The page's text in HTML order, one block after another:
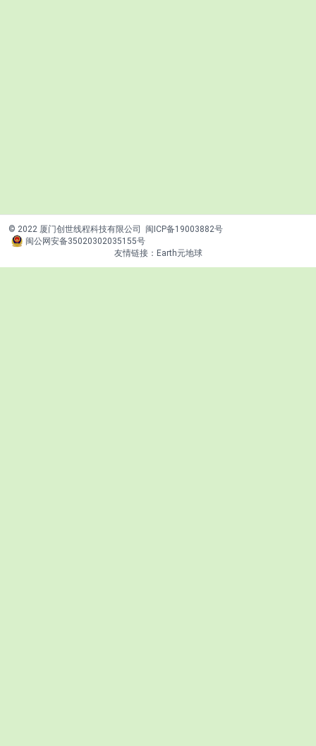
© 2022 厦门创世线程科技有限公司
闽ICP备19003882号
闽公网安备35020302035155号
友情链接： Earth元地球